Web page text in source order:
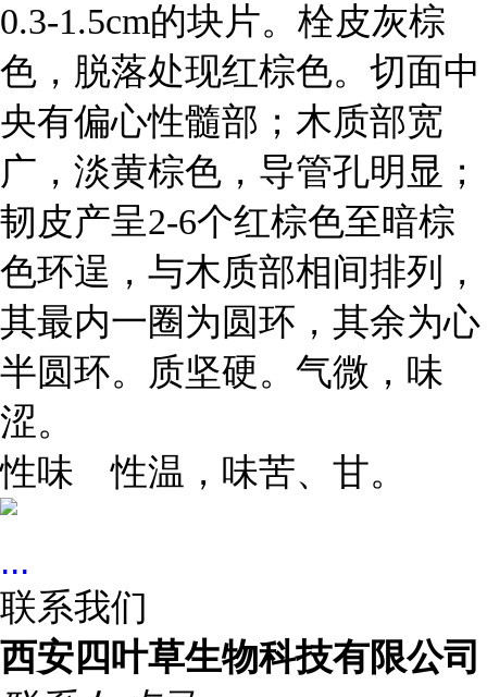
0.3-1.5cm的块片。栓皮灰棕
色，脱落处现红棕色。切面中
央有偏心性髓部；木质部宽
广，淡黄棕色，导管孔明显；
韧皮产呈2-6个红棕色至暗棕
色环逞，与木质部相间排列，
其最内一圈为圆环，其余为心
半圆环。质坚硬。气微，味
涩。
性味 性温，味苦、甘。
...
联系我们
西安四叶草生物科技有限公司